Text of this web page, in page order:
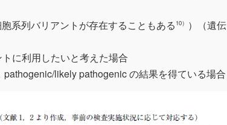
系列バリアントが存在することもある 10） ）（遺伝
に利用したいと考えた場合
likely pathogenic の結果を得ている場合